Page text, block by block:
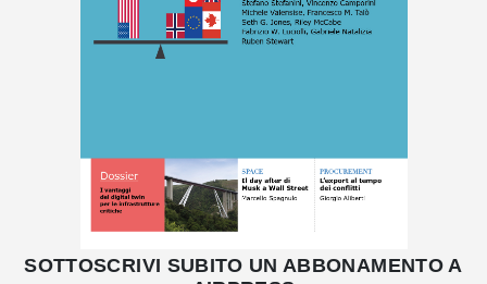
SOTTOSCRIVI SUBITO UN ABBONAMENTO A